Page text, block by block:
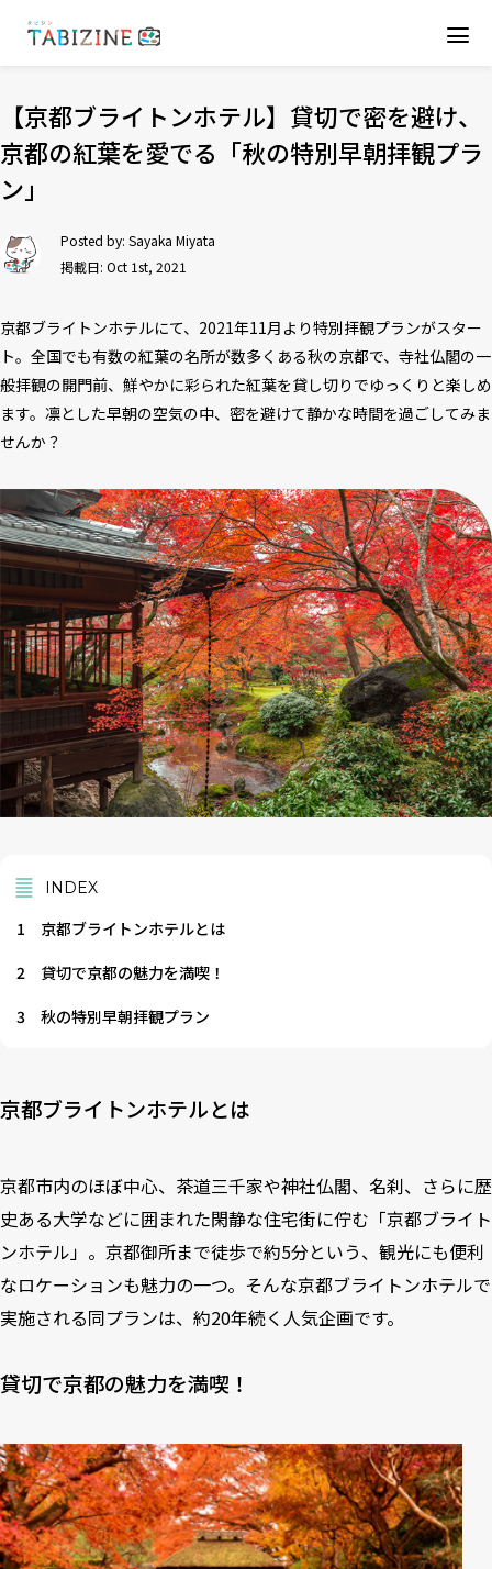
【京都ブライトンホテル】貸切で密を避け、
京都の紅葉を愛でる「秋の特別早朝拝観プラ
ン」
Posted by: Sayaka Miyata
掲載日: Oct 1st, 2021
京都ブライトンホテルにて、2021年11月より特別拝観プランがスター
ト。全国でも有数の紅葉の名所が数多くある秋の京都で、寺社仏閣の一
般拝観の開門前、鮮やかに彩られた紅葉を貸し切りでゆっくりと楽しめ
ます。凛とした早朝の空気の中、密を避けて静かな時間を過ごしてみま
せんか？
INDEX
1
京都ブライトンホテルとは
2
貸切で京都の魅力を満喫！
3
秋の特別早朝拝観プラン
京都ブライトンホテルとは
京都市内のほぼ中心、茶道三千家や神社仏閣、名刹、さらに歴
史ある大学などに囲まれた閑静な住宅街に佇む「京都ブライト
ンホテル」。京都御所まで徒歩で約5分という、観光にも便利
なロケーションも魅力の一つ。そんな京都ブライトンホテルで
実施される同プランは、約20年続く人気企画です。
貸切で京都の魅力を満喫！